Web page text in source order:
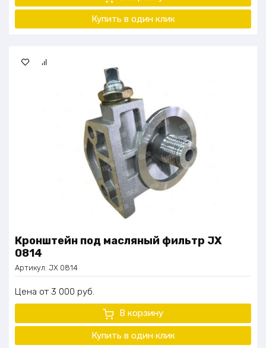
Купить в один клик
Кронштейн под масляный фильтр JX
0814
Артикул: JX 0814
Цена 3 000 руб.
В корзину
Купить в один клик